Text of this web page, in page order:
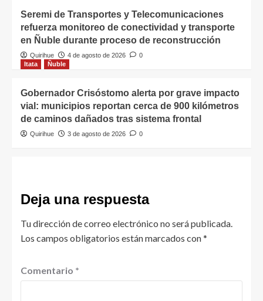
Seremi de Transportes y Telecomunicaciones
refuerza monitoreo de conectividad y transporte
en Ñuble durante proceso de reconstrucción
Quirihue 4 de agosto de 2026
0
Itata
Ñuble
Gobernador Crisóstomo alerta por grave impacto
vial: municipios reportan cerca de 900 kilómetros
de caminos dañados tras sistema frontal
Quirihue 3 de agosto de 2026 0
Deja una respuesta
Tu dirección de correo electrónico no será publicada.
Los campos obligatorios están marcados con*
Comentario *